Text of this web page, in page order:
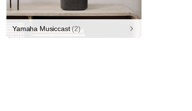
Yamaha Musiccast(2)